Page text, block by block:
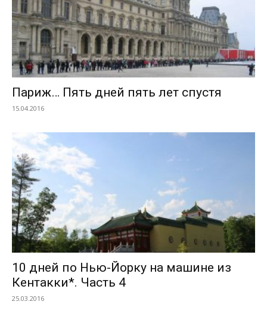
Париж… Пять дней пять лет спустя
15.04.2016
10 дней по Нью-Йорку на машине из
Кентакки*. Часть 4
25.03.2016